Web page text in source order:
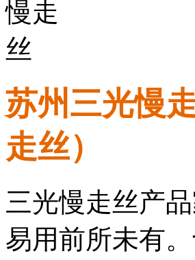
苏州三光慢
走丝）
三光慢走丝产
易用前所未有